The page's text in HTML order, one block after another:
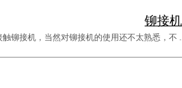
铆接
铆接机，当然对铆接机的使用还不太熟悉，不